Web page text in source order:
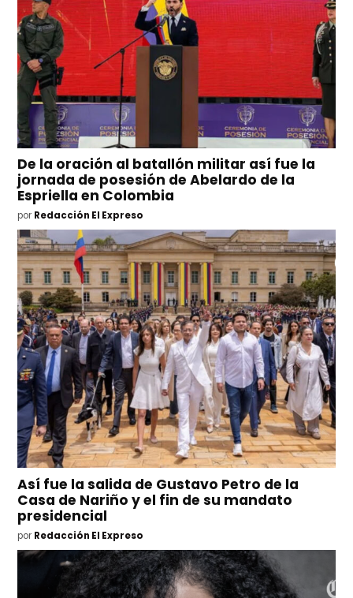
De la oración al batallón militar así fue la
jornada de posesión de Abelardo de la
Espriella en Colombia
por Redacción El Expreso
Así fue la salida de Gustavo Petro de la
Casa de Nariño y el fin de su mandato
presidencial
por Redacción El Expreso